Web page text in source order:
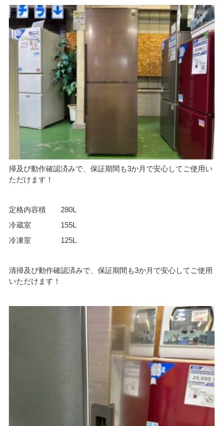
掃及び動作確認済みで、保証期間も3か月で安心してご使用い
ただけます！
定格内容積 280L
冷蔵室 155L
冷凍室 125L
清掃及び動作確認済みで、保証期間も3か月で安心してご使用
いただけます！